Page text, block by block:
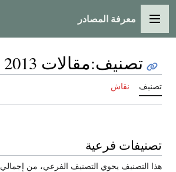
القائمة الرئيسية
معرفة المصادر
تصنيف:مقالات 2013
تصنيف نقاش
تصنيفات فرعية
هذا التصنيف يحوي التصنيف الفرعي، من إجمالي 1.